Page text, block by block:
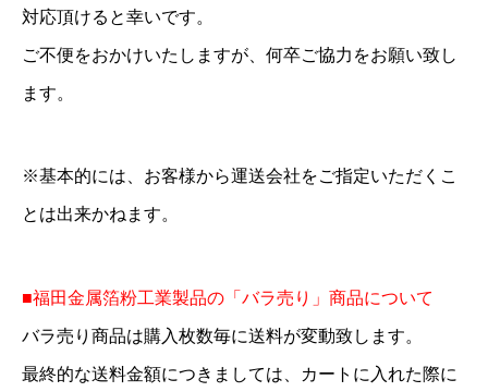
定
対応頂けると幸いです。
ご不便をおかけいたしますが、何卒ご協力をお願い致し
ます。
※基本的には、お客様から運送会社をご指定いただくこ
とは出来かねます。
■福田金属箔粉工業製品の「バラ売り」商品について
バラ売り商品は購入枚数毎に送料が変動致します。
最終的な送料金額につきましては、カートに入れた際に